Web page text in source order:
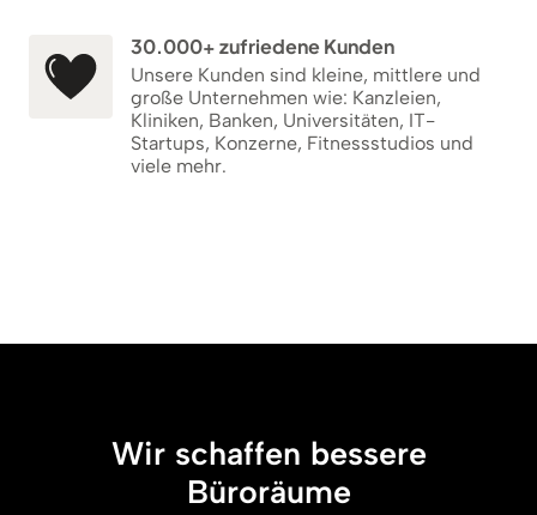
30.000+ zufriedene Kunden
Unsere Kunden sind kleine, mittlere und
große Unternehmen wie: Kanzleien,
Kliniken, Banken, Universitäten, IT-
Startups, Konzerne, Fitnessstudios und
viele mehr.
Wir schaffen bessere
Büroräume